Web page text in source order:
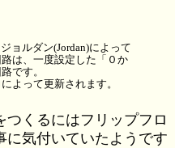
ョルダン(Jordan)によって
は、一度設定した「０か
です。
よって更新されます。
つくるにはフリップフロ
に気付いていたようです